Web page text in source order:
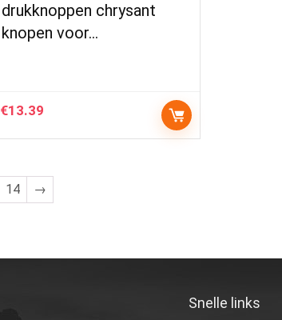
drukknoppen chrysant
knopen voor…
€13.39
14 →
Snelle links